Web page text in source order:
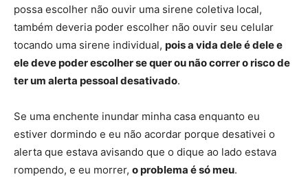
possa escolher não ouvir uma sirene coletiva local,
também deveria poder escolher não ouvir seu celular
tocando uma sirene individual, pois a vida dele é dele e
ele deve poder escolher se quer ou não correr o risco de
ter um alerta pessoal desativado.
Se uma enchente inundar minha casa enquanto eu
estiver dormindo e eu não acordar porque desativei o
alerta que estava avisando que o dique ao lado estava
rompendo, e eu morrer, o problema é só meu.